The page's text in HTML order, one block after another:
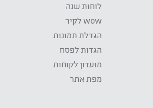
לוחות שנה
wow לקיר
הגדלת תמונות
הגדות לפסח
מועדון לקוחות
מפת אתר